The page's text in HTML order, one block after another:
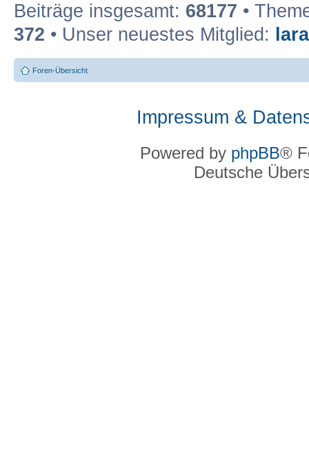
Beiträge insgesamt: 68177 •
372 • Unser neuestes Mitglied:
Foren-Übersicht
Impressum &
Powered by phpBB®
Deutsche